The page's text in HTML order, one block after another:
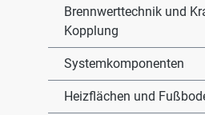
Brennwerttechnik und
Kopplung
Systemkomponenten
Heizflächen und